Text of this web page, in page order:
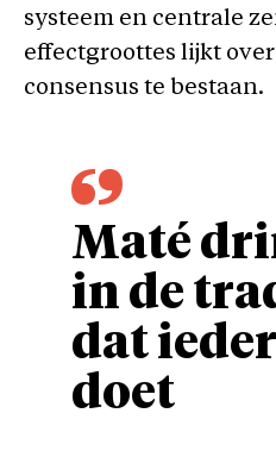
systeem en centrale
effectgroottes lijkt
consensus te bestaan.
Maté
in de
dat
doet